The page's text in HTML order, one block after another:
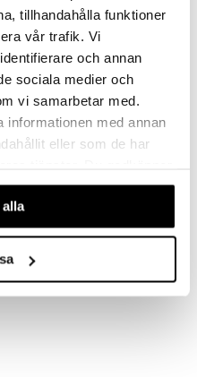
tillhandahålla funktioner
vår trafik. Vi
och annan
sociala medier och
vi samarbetar med.
informationen med annan
eller som de har
av vår webbplats.